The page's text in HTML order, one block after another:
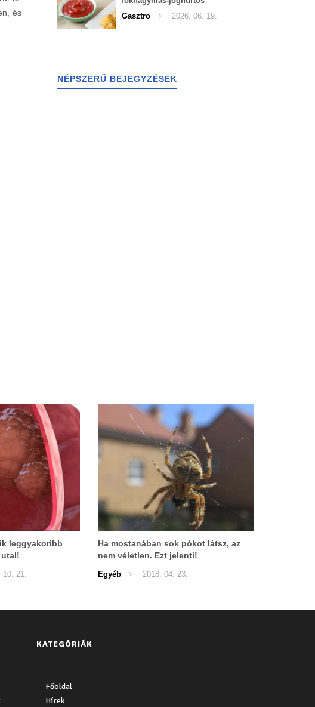
és
szósszal
Gasztro 2026. 06. 19.
NÉPSZERŰ BEJEGYZÉSEK
leggyakoribb
10. 21.
Ha mostanában sok pókot látsz, az
nem véletlen. Ezt jelenti!
Egyéb 2018. 04. 23.
KATEGÓRIÁK
Főoldal
Hírek